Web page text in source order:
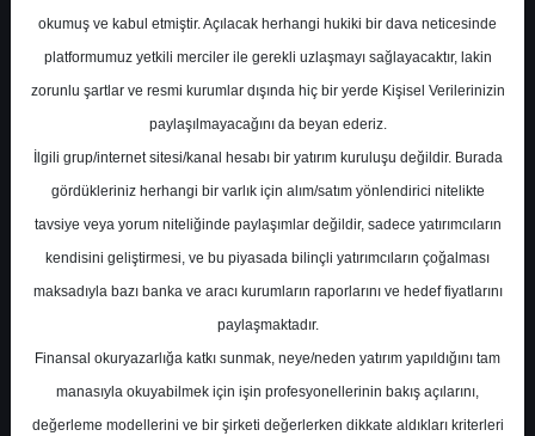
Pazartesi, 13 Nisan 2026
En Yüksek Tahmin 128,20 ₺
Ortalama Fiyat Tahmini 113,60 ₺
Ortalama Getiri Potansiyeli %43.16
okumuş ve kabul etmiştir. Açılacak herhangi hukiki bir dava neticesinde
platformumuz yetkili merciler ile gerekli uzlaşmayı sağlayacaktır, lakin
zorunlu şartlar ve resmi kurumlar dışında hiç bir yerde Kişisel Verilerinizin
paylaşılmayacağını da beyan ederiz.
İlgili grup/internet sitesi/kanal hesabı bir yatırım kuruluşu değildir. Burada
gördükleriniz herhangi bir varlık için alım/satım yönlendirici nitelikte
tavsiye veya yorum niteliğinde paylaşımlar değildir, sadece yatırımcıların
kendisini geliştirmesi, ve bu piyasada bilinçli yatırımcıların çoğalması
maksadıyla bazı banka ve aracı kurumların raporlarını ve hedef fiyatlarını
paylaşmaktadır.
Finansal okuryazarlığa katkı sunmak, neye/neden yatırım yapıldığını tam
manasıyla okuyabilmek için işin profesyonellerinin bakış açılarını,
değerleme modellerini ve bir şirketi değerlerken dikkate aldıkları kriterleri